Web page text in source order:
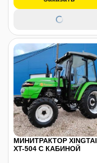
МИНИТРАКТОР XINGTAI
XT-504 С КАБИНОЙ